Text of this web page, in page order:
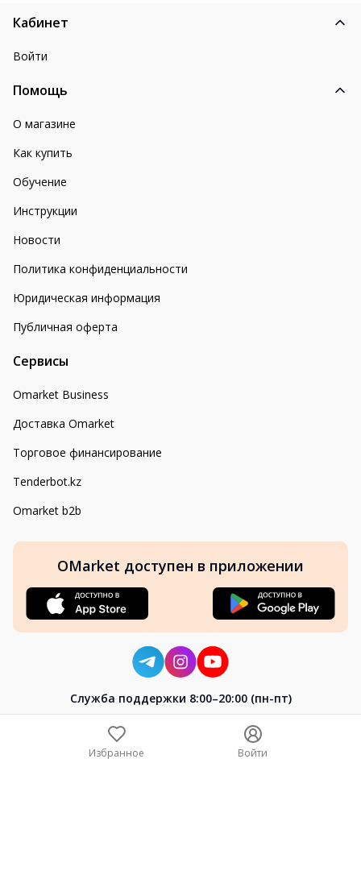
Кабинет
Войти
Помощь
О магазине
Как купить
Обучение
Инструкции
Новости
Политика конфиденциальности
Юридическая информация
Публичная оферта
Сервисы
Omarket Business
Доставка Omarket
Торговое финансирование
Tenderbot.kz
Omarket b2b
OMarket доступен в приложении
Cлужба поддержки 8:00–20:00 (пн-пт)
Избранное Войти